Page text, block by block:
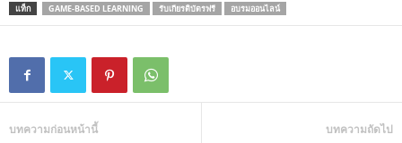
แท็ก GAME-BASED LEARNING รับเกียรติบัตรฟรี อบรมออนไลน์
บทความก่อนหน้านี้ บทความถัดไป